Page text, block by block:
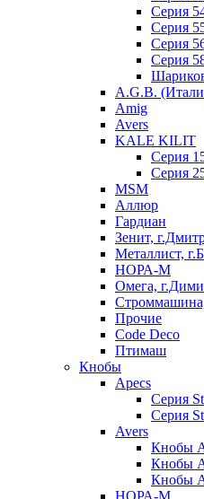
Серия
Серия
Серия
Серия
A.G.B.
Amig
Avers
KALE KILIT
Серия
Серия
MSM
Аллюр
Гардиан
Зенит,
Металлист,
НОРА-М
Омега,
Прочие
Code Deco
Птимаш
Кнобы
Apecs
Серия
Серия
Avers
Кнобы
Кнобы
Кнобы
НОРА-М